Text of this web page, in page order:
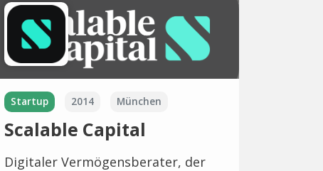
Startup 2014 München
Scalable Capital
Digitaler Vermögensberater, der